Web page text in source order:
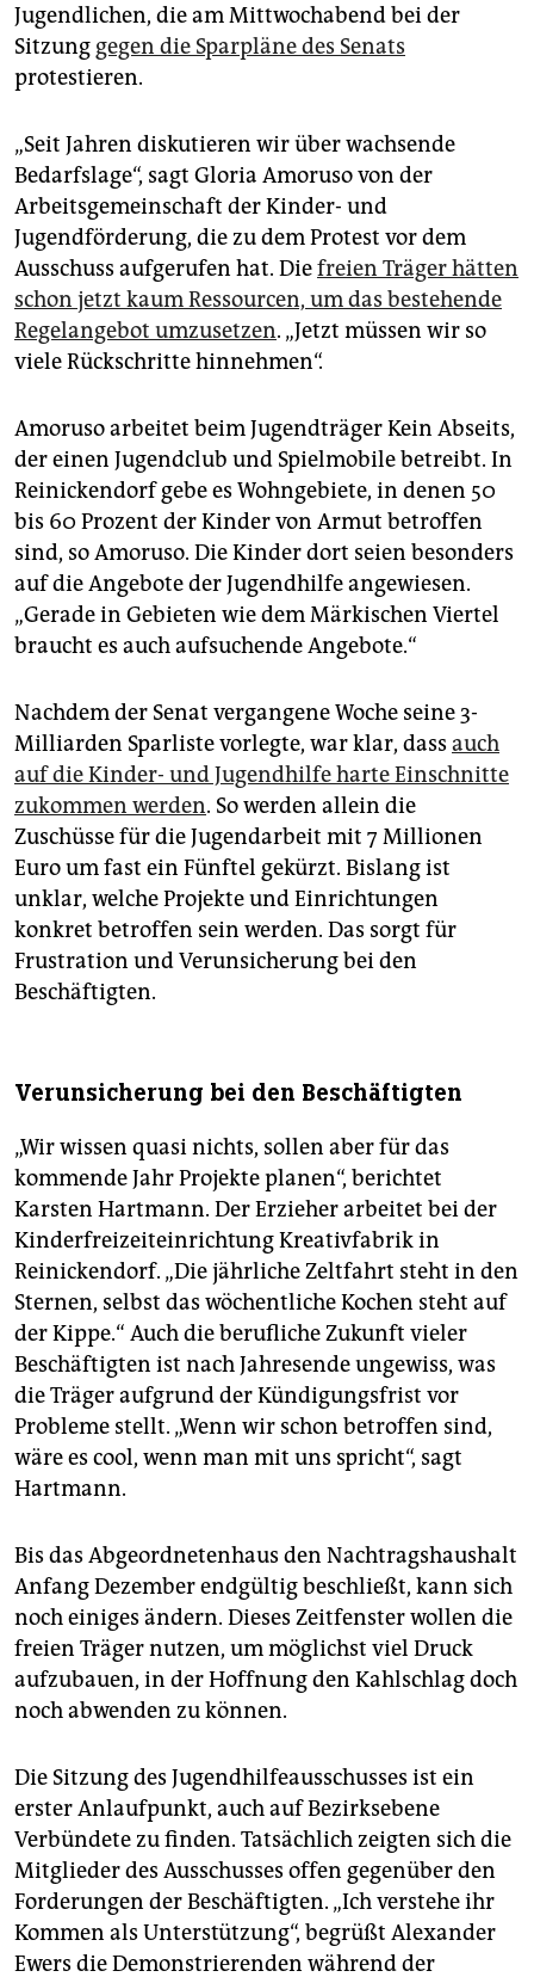
Jugendlichen, die am Mittwochabend bei der
Sitzung gegen die Sparpläne des Senats
protestieren.
„Seit Jahren diskutieren wir über wachsende
Bedarfslage“, sagt Gloria Amoruso von der
Arbeitsgemeinschaft der Kinder- und
Jugendförderung, die zu dem Protest vor dem
Ausschuss aufgerufen hat. Diefreien Träger hätten
schon jetzt kaum Ressourcen, um das bestehende
Regelangebot umzusetzen. „Jetzt müssen wir so
viele Rückschritte hinnehmen“.
Amoruso arbeitet beim Jugendträger Kein Abseits,
der einen Jugendclub und Spielmobile betreibt. In
Reinickendorf gebe es Wohngebiete, in denen 50
bis 60 Prozent der Kinder von Armut betroffen
sind, so Amoruso. Die Kinder dort seien besonders
auf die Angebote der Jugendhilfe angewiesen.
„Gerade in Gebieten wie dem Märkischen Viertel
braucht es auch aufsuchende Angebote.“
Nachdem der Senat vergangene Woche seine 3-
Milliarden Sparliste vorlegte, war klar, dass auch
auf die Kinder- und Jugendhilfe harte Einschnitte
zukommen werden. So werden allein die
Zuschüsse für die Jugendarbeit mit 7 Millionen
Euro um fast ein Fünftel gekürzt. Bislang ist
unklar, welche Projekte und Einrichtungen
konkret betroffen sein werden. Das sorgt für
Frustration und Verunsicherung bei den
Beschäftigten.
Verunsicherung bei den Beschäftigten
„Wir wissen quasi nichts, sollen aber für das
kommende Jahr Projekte planen“, berichtet
Karsten Hartmann. Der Erzieher arbeitet bei der
Kinderfreizeiteinrichtung Kreativfabrik in
Reinickendorf. „Die jährliche Zeltfahrt steht in den
Sternen, selbst das wöchentliche Kochen steht auf
der Kippe.“ Auch die berufliche Zukunft vieler
Beschäftigten ist nach Jahresende ungewiss, was
die Träger aufgrund der Kündigungsfrist vor
Probleme stellt. „Wenn wir schon betroffen sind,
wäre es cool, wenn man mit uns spricht“, sagt
Hartmann.
Bis das Abgeordnetenhaus den Nachtragshaushalt
Anfang Dezember endgültig beschließt, kann sich
noch einiges ändern. Dieses Zeitfenster wollen die
freien Träger nutzen, um möglichst viel Druck
aufzubauen, in der Hoffnung den Kahlschlag doch
noch abwenden zu können.
Die Sitzung des Jugendhilfeausschusses ist ein
erster Anlaufpunkt, auch auf Bezirksebene
Verbündete zu finden. Tatsächlich zeigten sich die
Mitglieder des Ausschusses offen gegenüber den
Forderungen der Beschäftigten. „Ich verstehe ihr
Kommen als Unterstützung“, begrüßt Alexander
Ewers die Demonstrierenden während der